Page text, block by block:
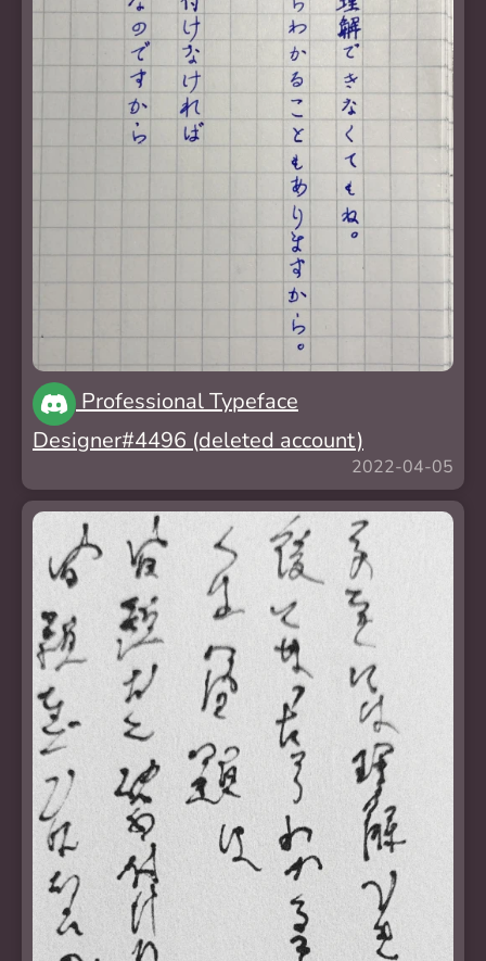
Professional Typeface
Designer#4496 (deleted account)
2022-04-05